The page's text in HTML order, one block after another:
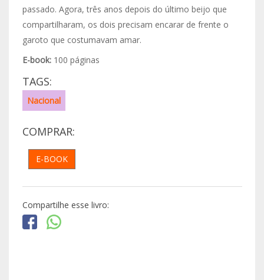
passado. Agora, três anos depois do último beijo que
compartilharam, os dois precisam encarar de frente o
garoto que costumavam amar.
E-book:100 páginas
TAGS:
Nacional
COMPRAR:
E-BOOK
Compartilhe esse livro: